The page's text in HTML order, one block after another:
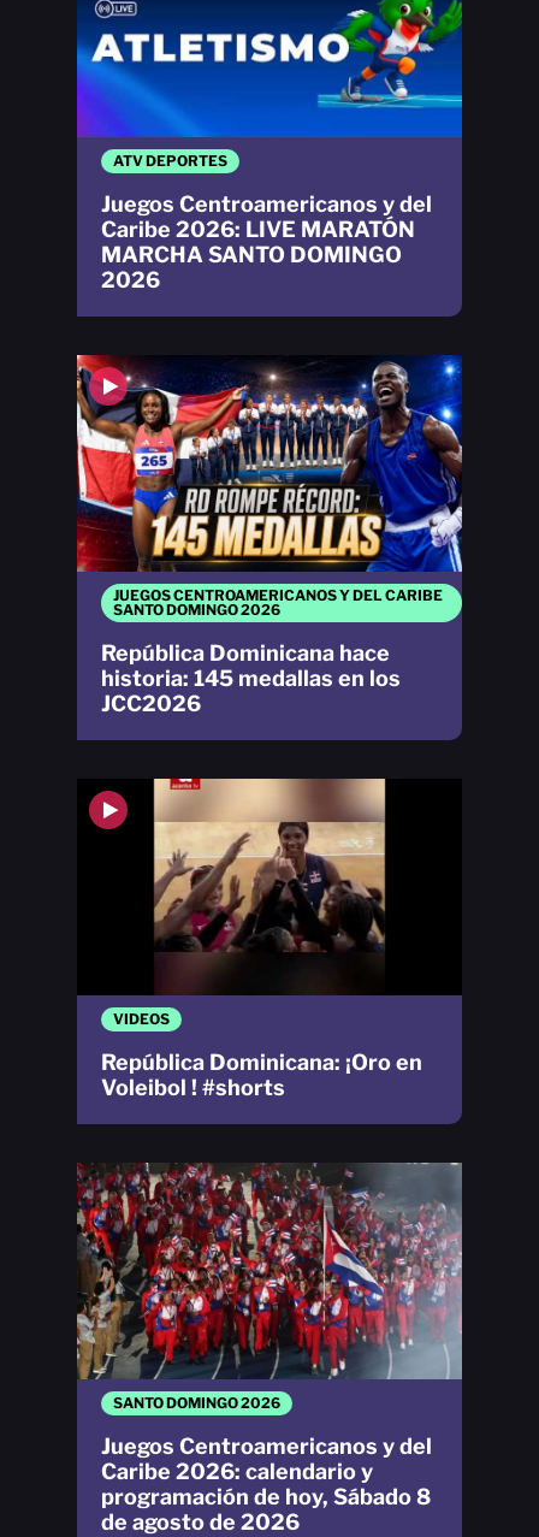
JUEGOS CENTROAMERICANOS Y DEL CARIBE
SANTO DOMINGO 2026
República Dominicana hace
historia: 145 medallas en los
JCC2026
ATV DEPORTES
Juegos Centroamericanos y del
Caribe 2026: LIVE MARATÓN
MARCHA SANTO DOMINGO
2026
SANTO DOMINGO 2026
Juegos Centroamericanos y del
Caribe 2026: calendario y
programación de hoy, Sábado 8
de agosto de 2026
VIDEOS
República Dominicana: ¡Oro en
Voleibol ! #shorts